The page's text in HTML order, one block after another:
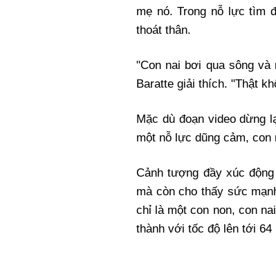
mẹ nó. Trong nỗ lực tìm
thoát thân.
"Con nai bơi qua sông
Baratte giải thích. "Thật
Mặc dù đoạn video dừng
một nỗ lực dũng cảm,
Cảnh tượng đầy xúc
mà còn cho thấy sức
chỉ là một con non, con
thành với tốc độ lên tới 64